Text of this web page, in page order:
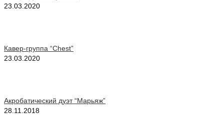
23.03.2020
Кавер-группа “Chest”
23.03.2020
Акробатический дуэт “Марьяж”
28.11.2018